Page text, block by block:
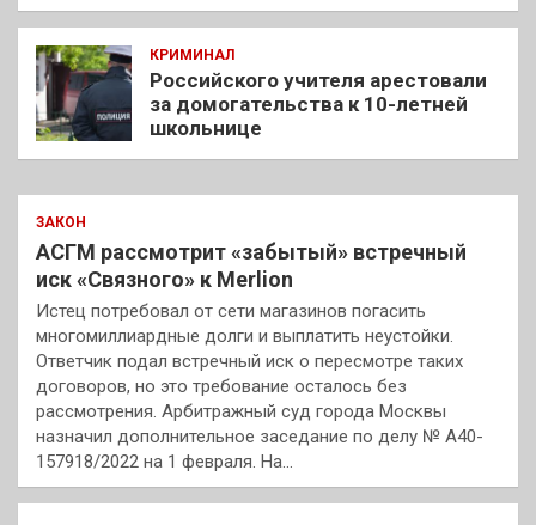
КРИМИНАЛ
Российского учителя арестовали
за домогательства к 10-летней
школьнице
ЗАКОН
АСГМ рассмотрит «забытый» встречный
иск «Связного» к Merlion
Истец потребовал от сети магазинов погасить
многомиллиардные долги и выплатить неустойки.
Ответчик подал встречный иск о пересмотре таких
договоров, но это требование осталось без
рассмотрения. Арбитражный суд города Москвы
назначил дополнительное заседание по делу № А40-
157918/2022 на 1 февраля. На…